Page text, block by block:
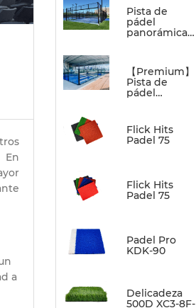
a
Pista de
pádel
panorámica
【Premium】
Pista de
pádel
Flick Hits
Padel 75
Flick Hits
Padel 75
Padel Pro
KDK-90
Delicadeza
500D XC3-8F-